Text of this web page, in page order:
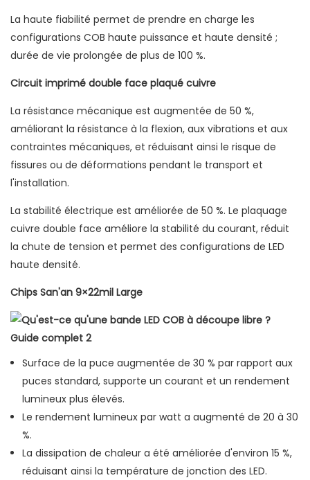
La haute fiabilité permet de prendre en charge les
configurations COB haute puissance et haute densité ;
durée de vie prolongée de plus de 100 %.
Circuit imprimé double face plaqué cuivre
La résistance mécanique est augmentée de 50 %,
améliorant la résistance à la flexion, aux vibrations et aux
contraintes mécaniques, et réduisant ainsi le risque de
fissures ou de déformations pendant le transport et
l'installation.
La stabilité électrique est améliorée de 50 %. Le plaquage
cuivre double face améliore la stabilité du courant, réduit
la chute de tension et permet des configurations de LED
haute densité.
Chips San'an 9×22mil Large
Surface de la puce augmentée de 30 % par rapport aux
puces standard, supporte un courant et un rendement
lumineux plus élevés.
Le rendement lumineux par watt a augmenté de 20 à 30
%.
La dissipation de chaleur a été améliorée d'environ 15 %,
réduisant ainsi la température de jonction des LED.